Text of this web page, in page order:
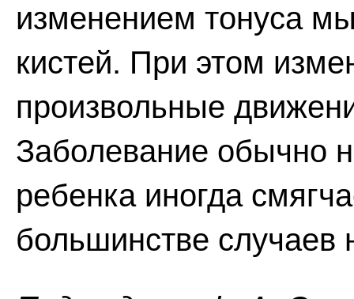
изменением тонуса
кистей. При этом
произвольные
Заболевание обычно
ребенка иногда
большинстве случаев